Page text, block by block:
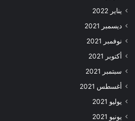
يناير 2022
ديسمبر 2021
نوفمبر 2021
أكتوبر 2021
سبتمبر 2021
أغسطس 2021
يوليو 2021
يونيو 2021